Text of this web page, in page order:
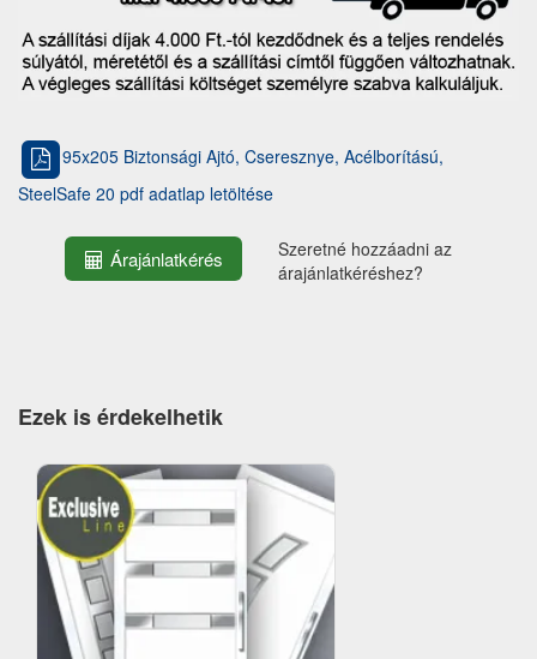
95x205 Biztonsági Ajtó, Cseresznye, Acélborítású,
SteelSafe 20 pdf adatlap letöltése
Árajánlatkérés
Szeretné hozzáadni az
árajánlatkéréshez?
Ezek is érdekelhetik